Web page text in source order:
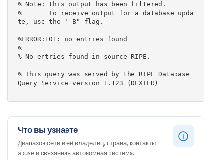
% Note: this output has been filtered.
%       To receive output for a database upda
te, use the "-B" flag.
%ERROR:101: no entries found
%
% No entries found in source RIPE.
% This query was served by the RIPE Database
Query Service version 1.123 (DEXTER)
Что вы узнаете
Диапазон сети и её владелец, страна, контакты
abuse и связанная автономная система.